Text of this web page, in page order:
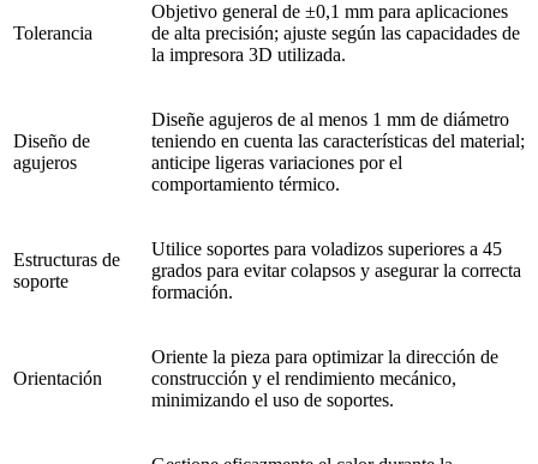
Tolerancia
Objetivo general de ±0,1 mm para aplicaciones
de alta precisión; ajuste según las capacidades de
la impresora 3D utilizada.
Diseño de
agujeros
Diseñe agujeros de al menos 1 mm de diámetro
teniendo en cuenta las características del material;
anticipe ligeras variaciones por el
comportamiento térmico.
Estructuras de
soporte
Utilice soportes para voladizos superiores a 45
grados para evitar colapsos y asegurar la correcta
formación.
Orientación
Oriente la pieza para optimizar la dirección de
construcción y el rendimiento mecánico,
minimizando el uso de soportes.